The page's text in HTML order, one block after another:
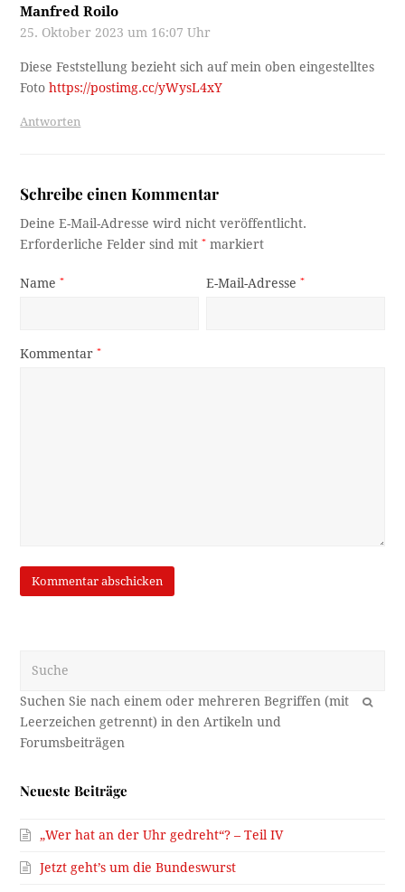
Manfred Roilo
25. Oktober 2023 um 16:07 Uhr
Diese Feststellung bezieht sich auf mein oben eingestelltes
Fotohttps://postimg.cc/yWysL4xY
Antworten
Schreibe einen Kommentar
Deine E-Mail-Adresse wird nicht veröffentlicht.
Erforderliche Felder sind mit* markiert
Name* E-Mail-Adresse*
Kommentar*
OK
Neueste Beiträge
„Wer hat an der Uhr gedreht“? – Teil IV
Jetzt geht’s um die Bundeswurst